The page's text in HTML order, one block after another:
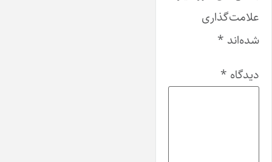
علامت‌گذاری
شده‌اند *
دیدگاه *